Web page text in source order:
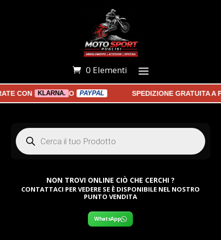
0 Elementi
KLARNA. O PAYPAL SPEDIZIONE GRATUITA A
Products
search
NON TROVI ONLINE CIÒ CHE CERCHI ?
CONTATTACI PER VEDERE SE È DISPONIBILE NEL NOSTRO
PUNTO VENDITA
WhatsApp